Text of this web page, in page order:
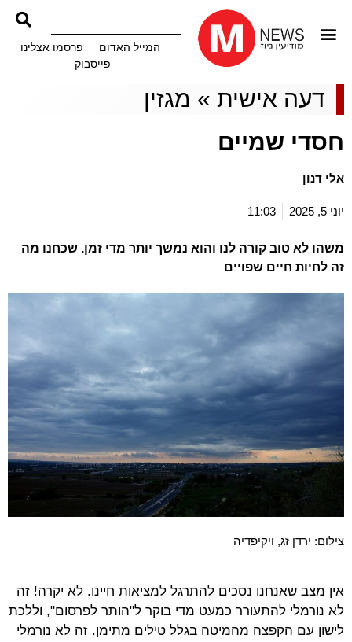
המייל האדום
פרסמו אצלינו
פייסבוק
דעה אישית» מגזין
חסדי שמיים
אלי דנון
יוני 5, 2025 11:03
משהו לא טוב קורה לנו והוא נמשך יותר מדי זמן. שכחנו מה
זה לחיות חיים שפויים
צילום: ירדן זג, ויקיפדיה
אין מצב שאנחנו נסכים להתרגל למציאות חיינו. לא יקרה! זה
לא נורמלי להתעורר כמעט מדי בוקר ל"הותר לפרסום", וללכת
לישון עם הקפצה מהמיטה בגלל טילים מתימן. זה לא נורמלי